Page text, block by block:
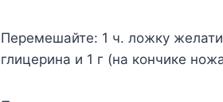
Перемешайте: 1 ч. ложку
глицерина и 1 г (на кончике